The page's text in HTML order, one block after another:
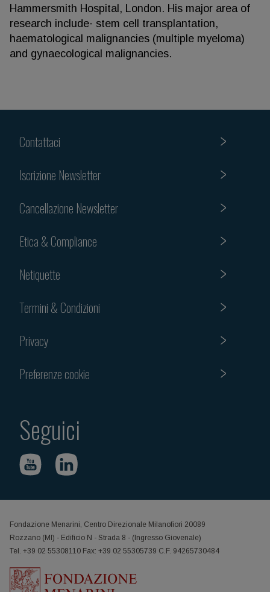
Hammersmith Hospital, London. His major area of
research include- stem cell transplantation,
haematological malignancies (multiple myeloma)
and gynaecological malignancies.
Contattaci
Iscrizione Newsletter
Cancellazione Newsletter
Etica & Compliance
Netiquette
Termini & Condizioni
Privacy
Preferenze cookie
Seguici
Fondazione Menarini, Centro Direzionale Milanofiori 20089
Rozzano (MI) - Edificio N - Strada 8 - (Ingresso Giovenale)
Tel. +39 02 55308110 Fax: +39 02 55305739 C.F. 94265730484